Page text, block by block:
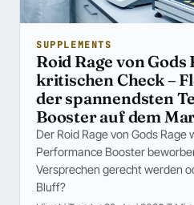
SUPPLEMENTS
Roid Rage von Gods
kritischen Check –
der spannendsten
Booster auf dem
Der Roid Rage von Gods Rage
Performance Booster
Versprechen gerecht werden
Bluff?